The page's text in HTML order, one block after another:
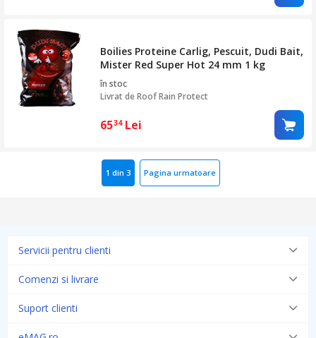
Boilies Proteine Carlig, Pescuit, Dudi Bait,
Mister Red Super Hot 24 mm 1 kg
în stoc
Livrat deRoof Rain Protect
6534 Lei
1 din 3 Pagina urmatoare
Servicii pentru clienti
Comenzi si livrare
Suport clienti